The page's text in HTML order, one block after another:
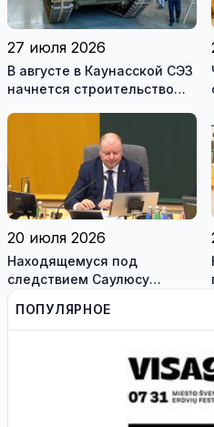
27 июля 2026
В августе в Каунасской СЭЗ
начнется строительство
20 июля 2026
Находящемуся под
следствием Саулюсу
Сквернялису временно
разрешили выехать за
границу
ПОПУЛЯРНОЕ